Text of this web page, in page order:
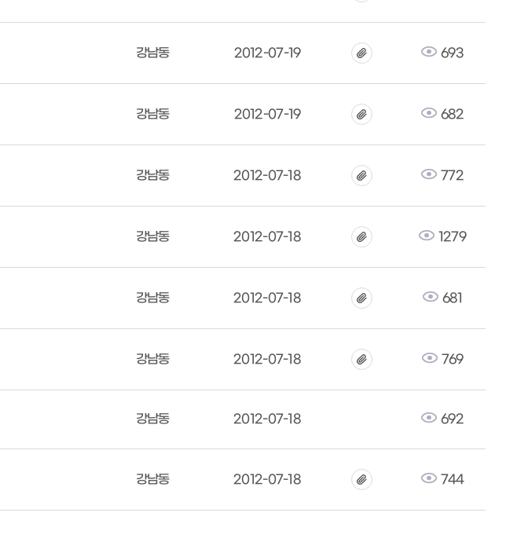
강남동 2012-07-19 693
강남동 2012-07-19 682
강남동 2012-07-18 772
강남동 2012-07-18 1279
강남동 2012-07-18 681
강남동 2012-07-18 769
강남동 2012-07-18 692
강남동 2012-07-18 744